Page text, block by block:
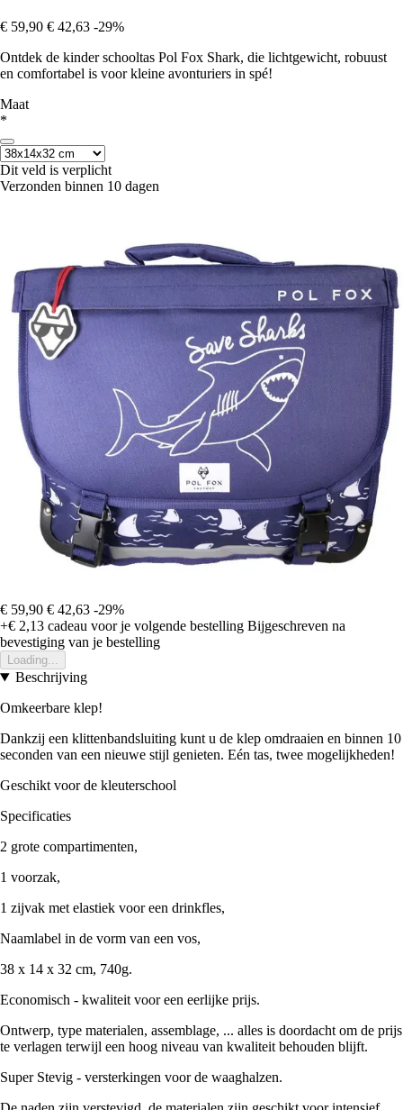
€ 59,90 € 42,63 -29%
Ontdek de kinder schooltas Pol Fox Shark, die lichtgewicht, robuust
en comfortabel is voor kleine avonturiers in spé!
Maat
*
Dit veld is verplicht
Verzonden binnen 10 dagen
€ 59,90 € 42,63 -29%
+€ 2,13 cadeau voor je volgende bestelling Bijgeschreven na
bevestiging van je bestelling
Loading...
Beschrijving
Omkeerbare klep!
Dankzij een klittenbandsluiting kunt u de klep omdraaien en binnen 10
seconden van een nieuwe stijl genieten. Eén tas, twee mogelijkheden!
Geschikt voor de kleuterschool
Specificaties
2 grote compartimenten,
1 voorzak,
1 zijvak met elastiek voor een drinkfles,
Naamlabel in de vorm van een vos,
38 x 14 x 32 cm, 740g.
Economisch - kwaliteit voor een eerlijke prijs.
Ontwerp, type materialen, assemblage, ... alles is doordacht om de prijs
te verlagen terwijl een hoog niveau van kwaliteit behouden blijft.
Super Stevig - versterkingen voor de waaghalzen.